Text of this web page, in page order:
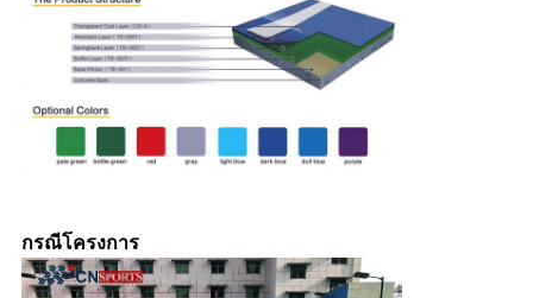
กรณีโครงการ